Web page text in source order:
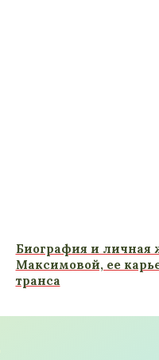
Биография и личная
Максимовой, ее
транса